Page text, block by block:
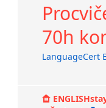
70h
LanguageCert